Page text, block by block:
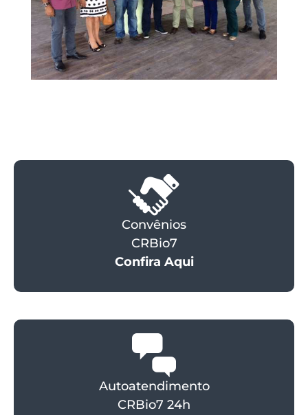
Convênios
CRBio7
Confira Aqui
Autoatendimento
CRBio7 24h